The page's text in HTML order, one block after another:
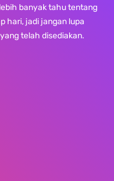
banyak tahu tentang
hari, jadi jangan lupa
telah disediakan.